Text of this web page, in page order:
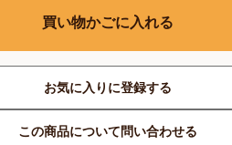
買い物かごに入れる
お気に入りに登録する
この商品について問い合わせる